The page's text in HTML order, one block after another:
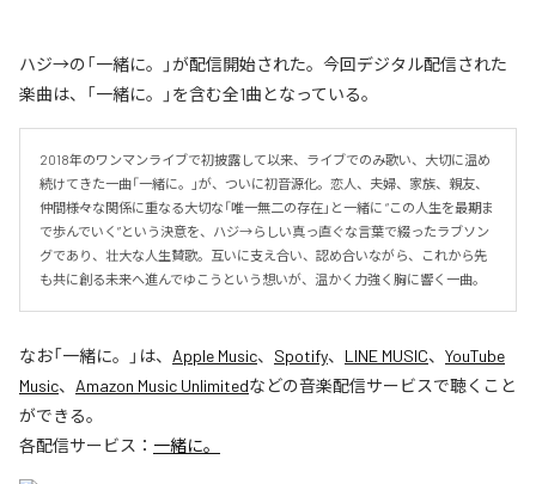
ハジ→の「一緒に。」が配信開始された。今回デジタル配信された
楽曲は、「一緒に。」を含む全1曲となっている。
2018年のワンマンライブで初披露して以来、ライブでのみ歌い、大切に温め
続けてきた一曲「一緒に。」が、ついに初音源化。恋人、夫婦、家族、親友、
仲間――様々な関係に重なる大切な「唯一無二の存在」と一緒に “この人生を最期ま
で歩んでいく”という決意を、ハジ→らしい真っ直ぐな言葉で綴ったラブソン
グであり、壮大な人生賛歌。互いに支え合い、認め合いながら、これから先
も共に創る未来へ進んでゆこうという想いが、温かく力強く胸に響く一曲。
なお「一緒に。 」は、 Apple Music、 Spotify、 LINE MUSIC、 YouTube
Music、 Amazon Music Unlimitedなどの音楽配信サービスで聴くこと
ができる。
各配信サービス： 一緒に。